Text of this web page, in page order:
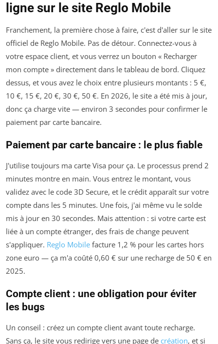
ligne sur le site Reglo Mobile
Franchement, la première chose à faire, c'est d'aller sur le site
officiel de Reglo Mobile. Pas de détour. Connectez-vous à
votre espace client, et vous verrez un bouton « Recharger
mon compte » directement dans le tableau de bord. Cliquez
dessus, et vous avez le choix entre plusieurs montants : 5 €,
10 €, 15 €, 20 €, 30 €, 50 €. En 2026, le site a été mis à jour,
donc ça charge vite — environ 3 secondes pour confirmer le
paiement par carte bancaire.
Paiement par carte bancaire : le plus fiable
J'utilise toujours ma carte Visa pour ça. Le processus prend 2
minutes montre en main. Vous entrez le montant, vous
validez avec le code 3D Secure, et le crédit apparaît sur votre
compte dans les 5 minutes. Une fois, j'ai même vu le solde
mis à jour en 30 secondes. Mais attention : si votre carte est
liée à un compte étranger, des frais de change peuvent
s'appliquer. Reglo Mobile facture 1,2 % pour les cartes hors
zone euro — ça m'a coûté 0,60 € sur une recharge de 50 € en
2025.
Compte client : une obligation pour éviter
les bugs
Un conseil : créez un compte client avant toute recharge.
Sans ça, le site vous redirige vers une page de création, et si